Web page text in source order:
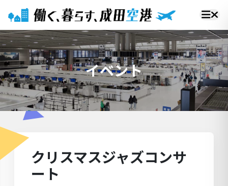
イベント
クリスマスジャズコンサ
ート